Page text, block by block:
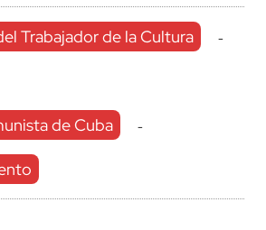
Trabajador de la Cultura -
de Cuba -